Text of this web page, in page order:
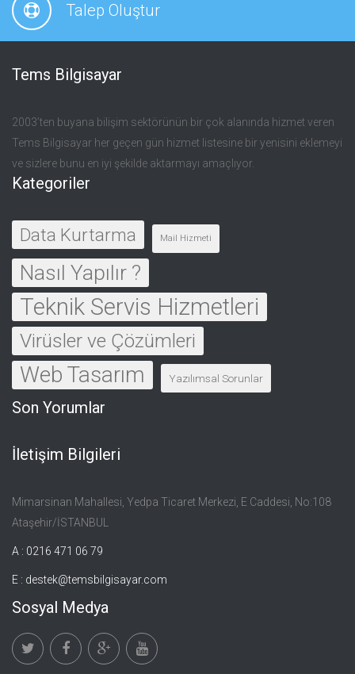
Talep Oluştur
Tems Bilgisayar
2003’ten buyana bilişim sektörünün bir çok alanında hizmet veren
Tems Bilgisayar her geçen gün hizmet listesine bir yenisini eklemeyi
ve sizlere bunu en iyi şekilde aktarmayı amaçlıyor.
Kategoriler
Data Kurtarma Mail Hizmeti
Nasıl Yapılır ?
Teknik Servis Hizmetleri
Virüsler ve Çözümleri
Web Tasarım Yazılımsal Sorunlar
Son Yorumlar
İletişim Bilgileri
Mimarsinan Mahallesi, Yedpa Ticaret Merkezi, E Caddesi, No:108
Ataşehir/İSTANBUL
A : 0216 471 06 79
E : destek@temsbilgisayar.com
Sosyal Medya